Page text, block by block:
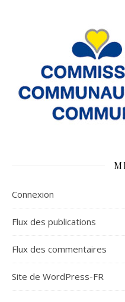
Connexion
Flux des publications
Flux des commentaires
Site de WordPress-FR